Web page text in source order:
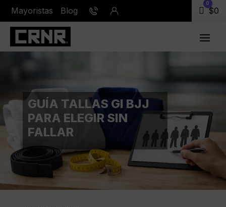
Mayoristas Blog Carro
0
$0
GUÍA TALLAS GI BJJ
PARA ELEGIR SIN
FALLAR